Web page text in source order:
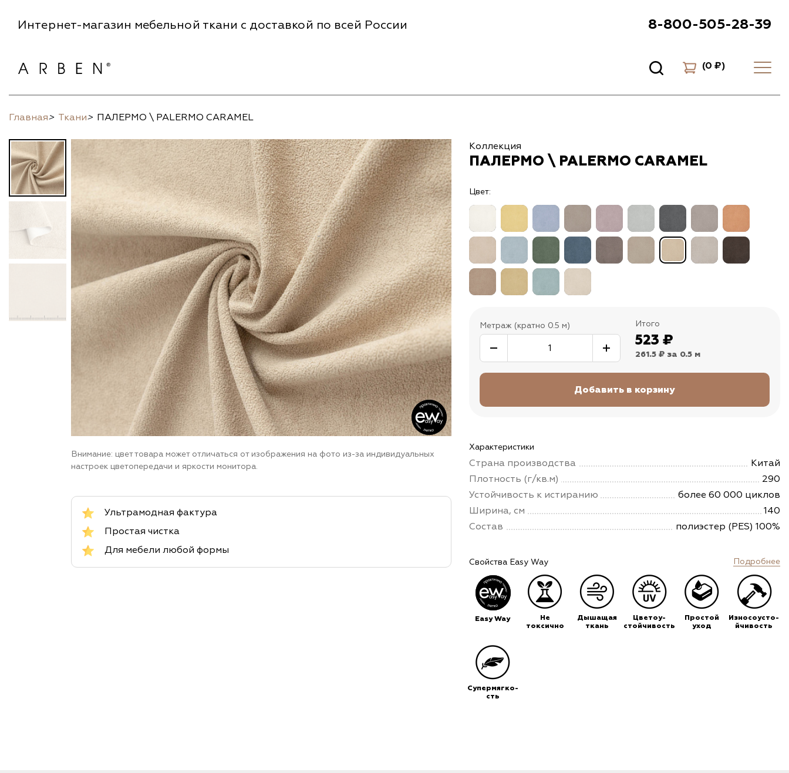
Интернет-магазин мебельной ткани с доставкой по всей России 8-800-505-28-39
(0 ₽)
Главная> Ткани> ПАЛЕРМО \ PALERMO CARAMEL
Внимание: цвет товара может отличаться от изображения на фото из-за индивидуальных
настроек цветопередачи и яркости монитора.
Ультрамодная фактура
Простая чистка
Для мебели любой формы
Коллекция
ПАЛЕРМО \ PALERMO CARAMEL
Цвет:
Метраж (кратно 0.5 м) Итого
523 ₽
261.5 ₽ за 0.5 м
Характеристики
Страна производства
Китай
Плотность (г/кв.м)
290
Устойчивость к истиранию
более 60 000 циклов
Ширина, см
140
Состав
полиэстер (PES) 100%
Свойства Easy Way Подробнее
Easy Way
Не
токсично
Дышащая
ткань
Цветоу-
стойчивость
Простой
уход
Износоусто-
йчивость
Супермягко-
сть